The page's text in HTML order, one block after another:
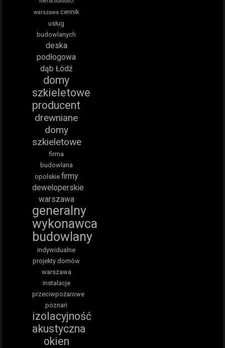
warszawa cennik
usług
budowlanych
deska
podłogowa
dąb Łódź
domy
szkieletowe
producent
drewniane
domy
szkieletowe
firma
budowlana
opolskie firmy
deweloperskie
warszawa
generalny
wykonawca
budowlany
indywidualne
projekty domów
warszawa
instalacje
przeciwpożarowe
poznań
izolacyjność
akustyczna
okien